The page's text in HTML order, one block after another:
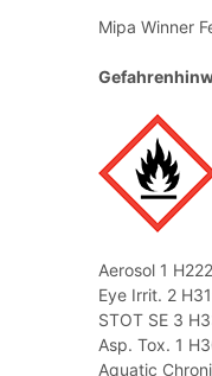
Mipa Winner
Aerosol 1
Eye Irrit. 2
STOT SE 3
Asp. Tox. 1
Aquatic